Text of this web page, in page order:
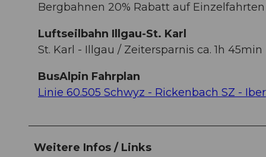
Bergbahnen 20% Rabatt auf
Luftseilbahn Illgau-St. Karl
St. Karl - Illgau / Zeitersparnis ca. 1h 45min
BusAlpin Fahrplan
Linie 60.505 Schwyz - Rickenbach SZ -
Weitere Infos / Links